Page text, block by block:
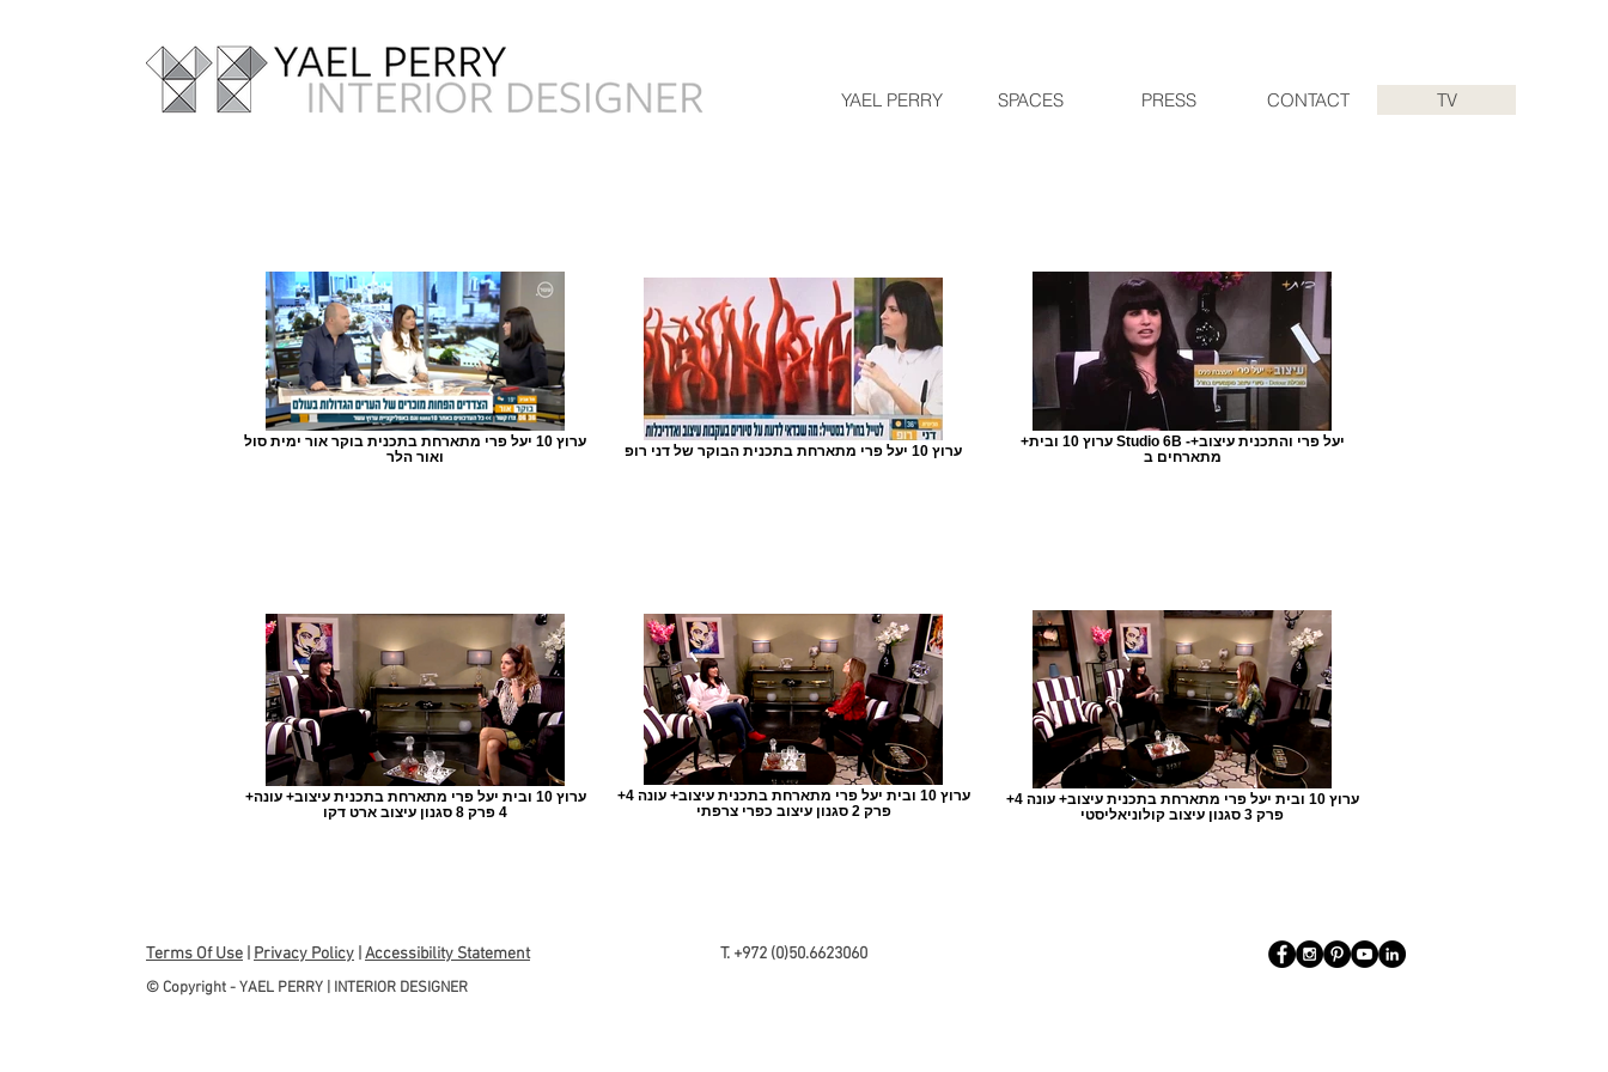
YAEL PERRY SPACES PRESS CONTACT TV
ערוץ 10 יעל פרי מתארחת בתכנית בוקר אור ימית סול
ואור הלר
ערוץ 10 יעל פרי מתארחת בתכנית הבוקר של דני רופ
+ערוץ 10 ובית Studio 6B -יעל פרי והתכנית עיצוב+
מתארחים ב
+ערוץ 10 ובית יעל פרי מתארחת בתכנית עיצוב+ עונה
4 פרק 8 סגנון עיצוב ארט דקו
+ערוץ 10 ובית יעל פרי מתארחת בתכנית עיצוב+ עונה 4
פרק 2 סגנון עיצוב כפרי צרפתי
+ערוץ 10 ובית יעל פרי מתארחת בתכנית עיצוב+ עונה 4
פרק 3 סגנון עיצוב קולוניאליסטי
Terms Of Use Privacy Policy Accessibility Statement T. +972 (0)50.6623060
© Copyright - YAEL PERRY | INTERIOR DESIGNER